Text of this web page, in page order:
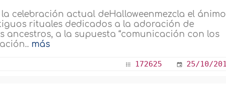
celebración actual deHalloweenmezcla el ánimo
rituales dedicados a la adoración de
a la supuesta “comunicación con los
más
172625 25/10/